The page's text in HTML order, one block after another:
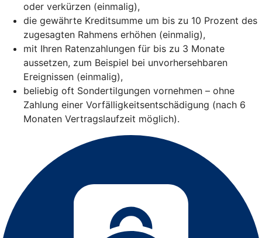
oder verkürzen (einmalig),
die gewährte Kreditsumme um bis zu 10 Prozent des
zugesagten Rahmens erhöhen (einmalig),
mit Ihren Ratenzahlungen für bis zu 3 Monate
aussetzen, zum Beispiel bei unvorhersehbaren
Ereignissen (einmalig),
beliebig oft Sondertilgungen vornehmen – ohne
Zahlung einer Vorfälligkeitsentschädigung (nach 6
Monaten Vertragslaufzeit möglich).